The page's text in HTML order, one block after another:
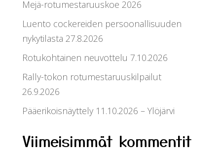
Mejä-rotumestaruuskoe 2026
Luento cockereiden persoonallisuuden
nykytilasta 27.8.2026
Rotukohtainen neuvottelu 7.10.2026
Rally-tokon rotumestaruuskilpailut
26.9.2026
Pääerikoisnäyttely 11.10.2026 – Ylöjärvi
Viimeisimmät kommentit